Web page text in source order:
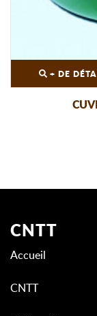
+ DE
CNTT
Accueil
CNTT